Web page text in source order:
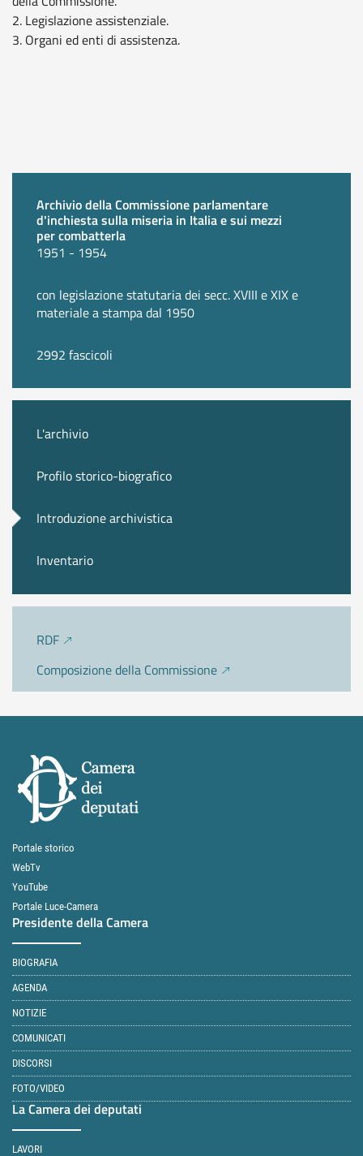
2. Legislazione assistenziale.
3. Organi ed enti di assistenza.
Archivio della Commissione parlamentare
d'inchiesta sulla miseria in Italia e sui mezzi
per combatterla
1951 - 1954
con legislazione statutaria dei secc. XVIII e XIX e
materiale a stampa dal 1950
2992 fascicoli
L'archivio
Profilo storico-biografico
Introduzione archivistica
Inventario
RDF
Composizione della Commissione
Portale storico
WebTv
YouTube
Portale Luce-Camera
Presidente della Camera
BIOGRAFIA
AGENDA
NOTIZIE
COMUNICATI
DISCORSI
FOTO/VIDEO
La Camera dei deputati
LAVORI